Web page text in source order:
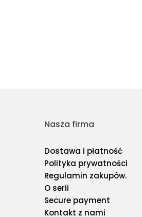
Nasza firma
Dostawa i płatność
Polityka prywatności
Regulamin zakupów.
O serii
Secure payment
Kontakt z nami